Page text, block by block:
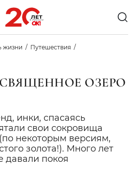
жизни Путешествия
ОЗЕРО
инки, спасаясь
свои сокровища
некоторым версиям,
золота!). Много лет
давали покоя